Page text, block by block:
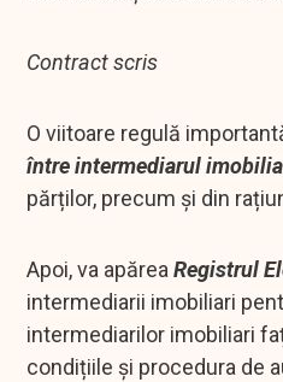
Contract scris
O viitoare regulă
între intermediarul
părților, precum și din
Apoi, va apăreaRegistrul
intermediarii imobiliari
intermediarilor imobiliari
condițiile și procedura de